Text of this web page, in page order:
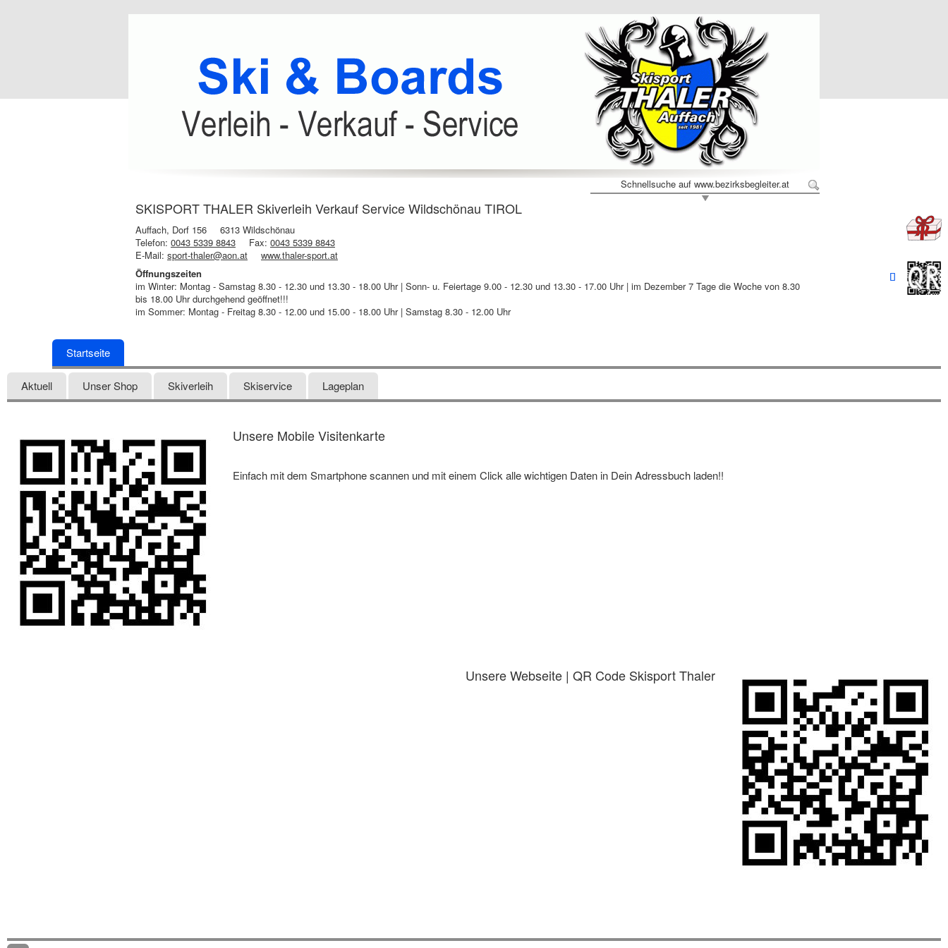
Schnellsuche auf www.bezirksbegleiter.at
SKISPORT THALER Skiverleih Verkauf Service Wildschönau TIROL
Auffach, Dorf 156
6313 Wildschönau
Telefon: 0043 5339 8843 Fax: 0043 5339 8843
E-Mail: sport-thaler@aon.at
www.thaler-sport.at
Öffnungszeiten
im Winter: Montag - Samstag 8.30 - 12.30 und 13.30 - 18.00 Uhr | Sonn- u. Feiertage 9.00 - 12.30 und 13.30 - 17.00 Uhr | im Dezember 7 Tage die Woche von 8.30
bis 18.00 Uhr durchgehend geöffnet!!!
im Sommer: Montag - Freitag 8.30 - 12.00 und 15.00 - 18.00 Uhr | Samstag 8.30 - 12.00 Uhr
Startseite
Aktuell Unser Shop Skiverleih Skiservice Lageplan
Unsere Mobile Visitenkarte
Einfach mit dem Smartphone scannen und mit einem Click alle wichtigen Daten in Dein Adressbuch laden!!
Unsere Webseite | QR Code Skisport Thaler